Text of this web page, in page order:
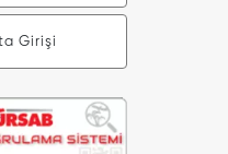
Girişi